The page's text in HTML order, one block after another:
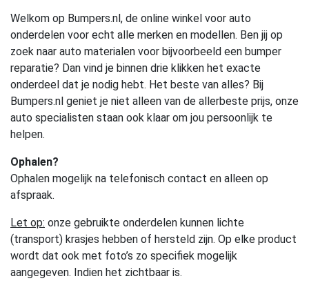
Welkom op Bumpers.nl, de online winkel voor auto
onderdelen voor echt alle merken en modellen. Ben jij op
zoek naar auto materialen voor bijvoorbeeld een bumper
reparatie? Dan vind je binnen drie klikken het exacte
onderdeel dat je nodig hebt. Het beste van alles? Bij
Bumpers.nl geniet je niet alleen van de allerbeste prijs, onze
auto specialisten staan ook klaar om jou persoonlijk te
helpen.
Ophalen?
Ophalen mogelijk na telefonisch contact en alleen op
afspraak.
Let op: onze gebruikte onderdelen kunnen lichte
(transport) krasjes hebben of hersteld zijn. Op elke product
wordt dat ook met foto’s zo specifiek mogelijk
aangegeven. Indien het zichtbaar is.